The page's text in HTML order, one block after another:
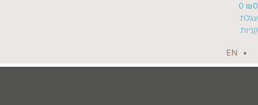
₪0
0
עגלת
קניות
EN